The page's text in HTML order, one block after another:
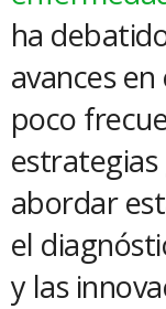
ha
avances
poco
abordar
el
y las